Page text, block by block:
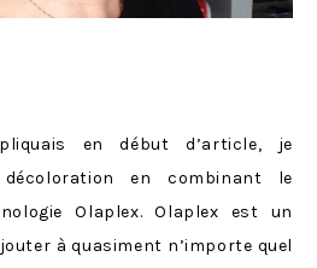
en début d’article, je
en combinant le
Olaplex. Olaplex est un
à quasiment n’importe quel